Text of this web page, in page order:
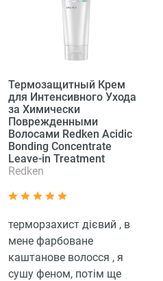
Термозащитный Крем
для Интенсивного Ухода
за Химически
Поврежденными
Волосами Redken Acidic
Bonding Concentrate
Leave-in Treatment
Redken
терморзахист дієвий , в
мене фарбоване
каштанове волосся , я
сушу феном, потім ще